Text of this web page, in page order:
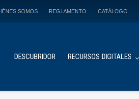
SOMOS REGLAMENTO CATÁLOGO
DESCUBRIDOR RECURSOS DIGITALES